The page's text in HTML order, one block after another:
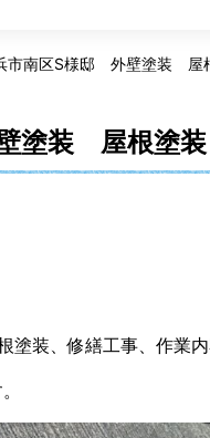
市南区S様邸 外壁塗装 屋
塗装 屋根塗
装、修繕工事、作業内